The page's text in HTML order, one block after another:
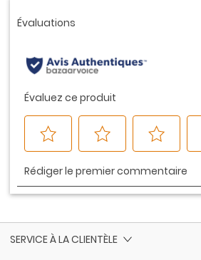
la
SERVICE À LA CLIENTÈLE